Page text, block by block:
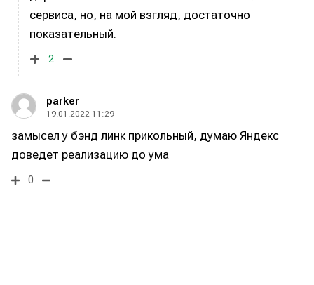
Информация
О проекте Реклама
Редакционная политика (в разработке)
Информация
О проекте Реклама
Редакционная политика (в разработке)
сервиса, но, на мой взгляд, достаточно
показательный.
2
parker
19.01.2022 11:29
замысел у бэнд линк прикольный, думаю Яндекс
доведет реализацию до ума
0